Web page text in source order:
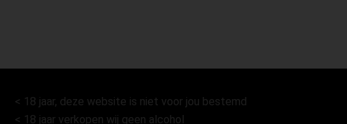
< 18 jaar, deze website is niet voor jou bestemd
< 18 jaar verkopen wij geen alcohol